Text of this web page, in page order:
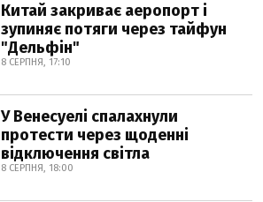
Китай закриває аеропорт і
зупиняє потяги через тайфун
"Дельфін"
8 СЕРПНЯ, 17:10
У Венесуелі спалахнули
протести через щоденні
відключення світла
8 СЕРПНЯ, 18:00